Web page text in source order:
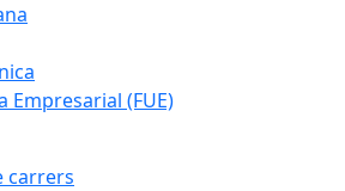
Empresarial (FUE)
carrers